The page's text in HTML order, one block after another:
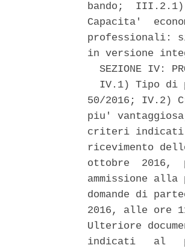
bando;
Capacita'
professionali:
in versione
SEZIONE IV:
IV.1) Tipo di
50/2016; IV.2)
piu'
criteri indicati
ricevimento
ottobre  2016,
ammissione
domande di
2016, alle ore
Ulteriore
indicati   al